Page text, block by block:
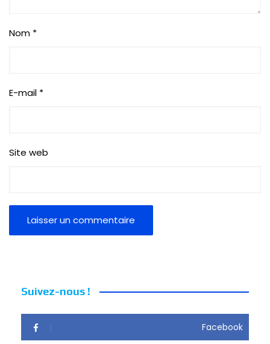
Nom *
E-mail *
Site web
Suivez-nous !
Facebook